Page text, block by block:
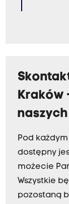
Kraków
naszych
Pod
dostępny
możecie
Wszystkie
pozostaną